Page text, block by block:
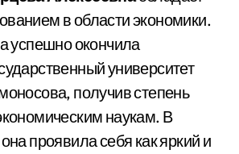
в области экономики.
успешно окончила
университет
получив степень
наукам. В
проявила себя как яркий и